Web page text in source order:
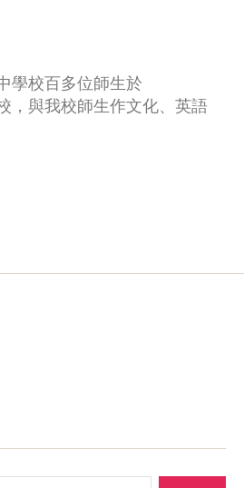
學校百多位師生於
，與我校師生作文化、英語